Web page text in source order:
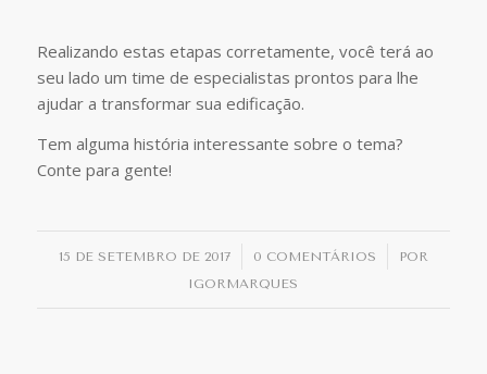
Realizando estas etapas corretamente, você terá ao
seu lado um time de especialistas prontos para lhe
ajudar a transformar sua edificação.
Tem alguma história interessante sobre o tema?
Conte para gente!
15 DE SETEMBRO DE 2017
/ 0 COMENTÁRIOS
/
POR
IGORMARQUES